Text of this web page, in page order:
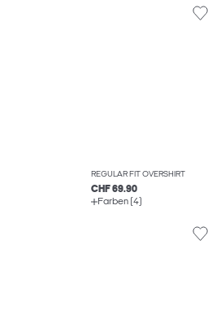
REGULAR FIT OVERSHIRT
CHF 69.90
Farben (4)